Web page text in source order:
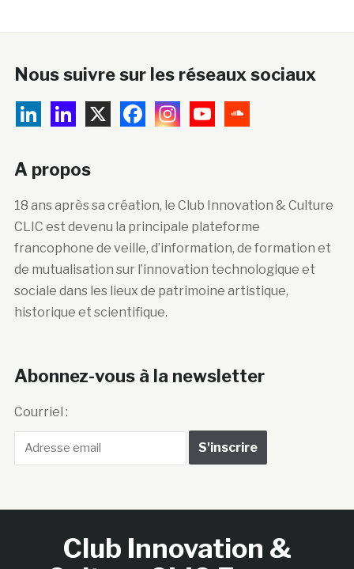
Nous suivre sur les réseaux sociaux
A propos
18 ans après sa création, le Club Innovation & Culture
CLIC est devenu la principale plateforme
francophone de veille, d’information, de formation et
de mutualisation sur l’innovation technologique et
sociale dans les lieux de patrimoine artistique,
historique et scientifique.
Abonnez-vous à la newsletter
Courriel :
Club Innovation &